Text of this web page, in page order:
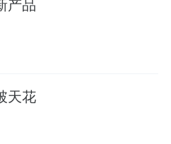
产品
天花